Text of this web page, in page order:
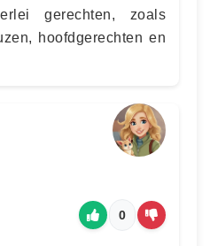
gerechten, zoals
hoofdgerechten en
0